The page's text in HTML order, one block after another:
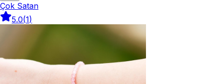
Çok Satan
5.0(1)